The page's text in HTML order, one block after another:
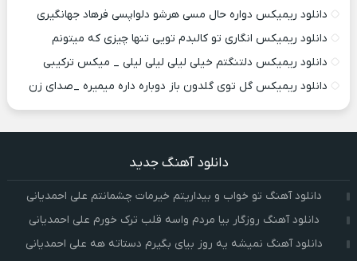
دانلود ریمیکس دواره حال مسی هرشو دلواپسی فرهاد جهانگیری
دانلود ریمیکس انگاری تو کالبدم تویی تنها چیزی که میتونم
دانلود ریمیکس دلتنگتم خیلی لیلی لیلی لیلی _ میکس ترکیبی
دانلود ریمیکس گل توی گلدون باز دوباره داره میمیره _صدای زن
دانلود آهنگ جدید
دانلود آهنگ تو خواب و بیداریتم خیرمات چشمانتم علی احمدیانی
دانلود آهنگ روزگار بیا مردم واسه قلب ترک خورم علی احمدیانی
دانلود آهنگ نمیشه یه روز بیای بگیرم دستاته هه علی احمدیانی